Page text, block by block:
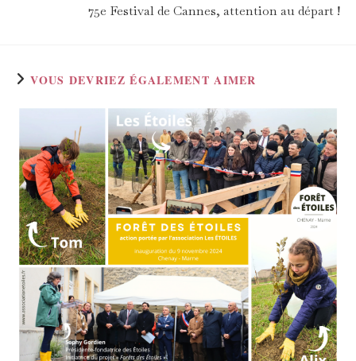
75e Festival de Cannes, attention au départ !
VOUS DEVRIEZ ÉGALEMENT AIMER